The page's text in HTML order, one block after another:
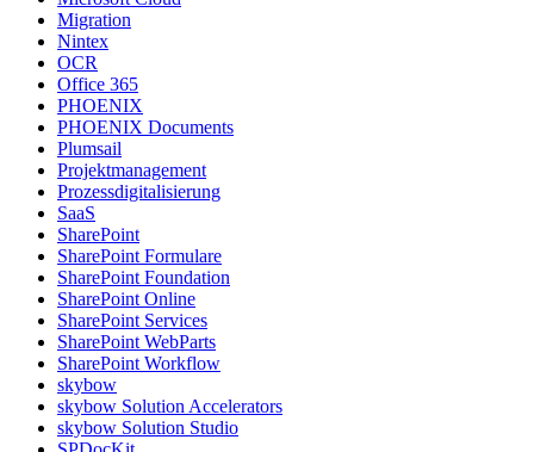
Migration
Nintex
OCR
Office 365
PHOENIX
PHOENIX Documents
Plumsail
Projektmanagement
Prozessdigitalisierung
SaaS
SharePoint
SharePoint Formulare
SharePoint Foundation
SharePoint Online
SharePoint Services
SharePoint WebParts
SharePoint Workflow
skybow
skybow Solution Accelerators
skybow Solution Studio